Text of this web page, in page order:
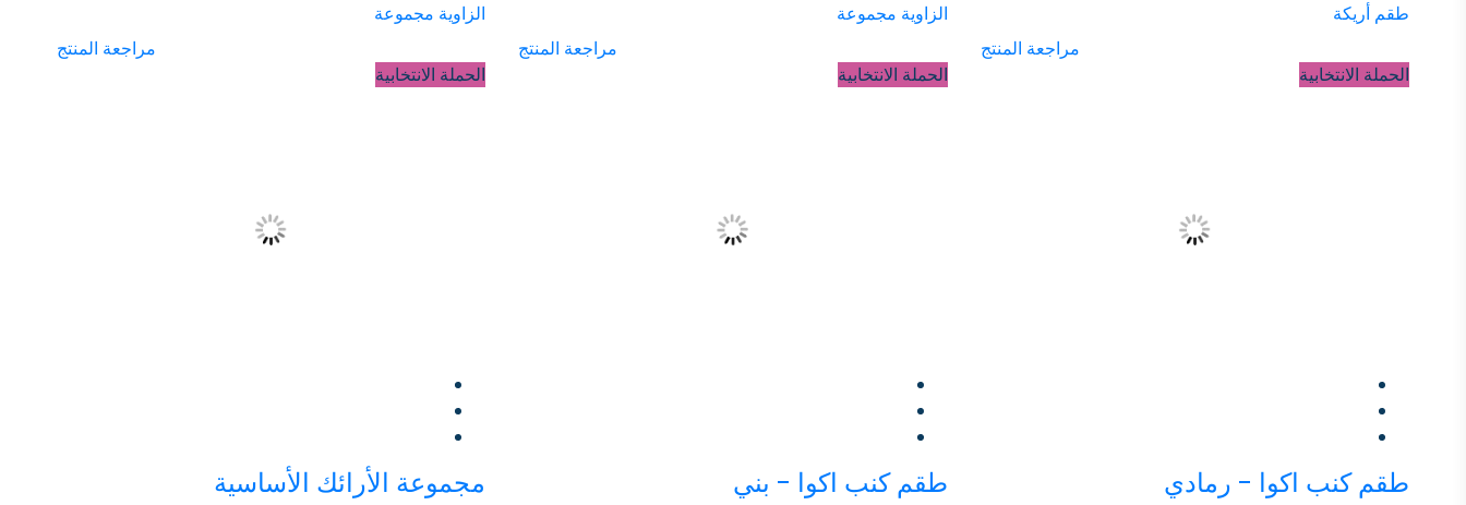
طقم أريكة
مراجعة المنتج
الزاوية مجموعة
مراجعة المنتج
الزاوية مجموعة
مراجعة المنتج
الحملة الانتخابية
طقم كنب اكوا - رمادي
الحملة الانتخابية
طقم كنب اكوا - بني
الحملة الانتخابية
مجموعة الأرائك الأساسية